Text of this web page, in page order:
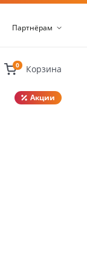
Партнёрам
0 Корзина
Акции